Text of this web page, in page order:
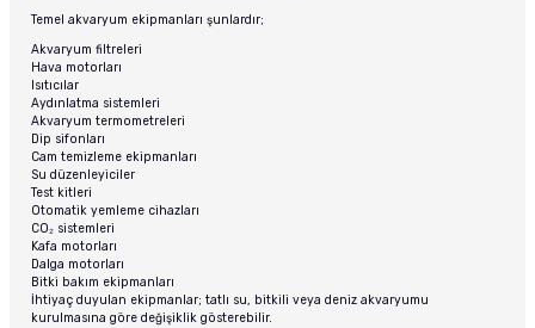
Temel akvaryum ekipmanları şunlardır;
Akvaryum filtreleri
Hava motorları
Isıtıcılar
Aydınlatma sistemleri
Akvaryum termometreleri
Dip sifonları
Cam temizleme ekipmanları
Su düzenleyiciler
Test kitleri
Otomatik yemleme cihazları
CO₂ sistemleri
Kafa motorları
Dalga motorları
Bitki bakım ekipmanları
İhtiyaç duyulan ekipmanlar; tatlı su, bitkili veya deniz akvaryumu
kurulmasına göre değişiklik gösterebilir.